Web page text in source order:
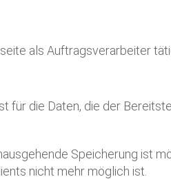
als Auftragsverarbeiter
für die Daten, die der
Speicherung ist
nicht mehr möglich ist.